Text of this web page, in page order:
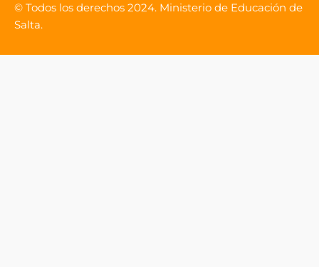
© Todos los derechos 2024. Ministerio de Educación de
Salta.